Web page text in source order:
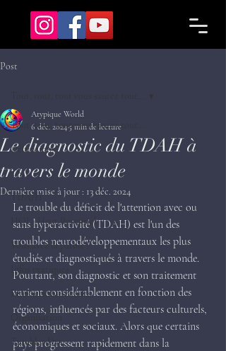
Post
Tout, tout, tout vous saurez tout…
Définitions
TSA
TDA/H
HQI - Haut Potentiel
Vous avez la parole !
Infos pratiques
Interactions sociales
Organisation
Troubles Dys.
Tout, tout, tout vous saurez tout…
Le diagnostic du TDAH à
travers le monde
Atypique World
6 déc. 20245 min de lecture
Dernière mise à jour : 13 déc. 2024
Le trouble du déficit de l'attention avec ou
sans hyperactivité (TDAH) est l'un des
troubles neurodéveloppementaux les plus
étudiés et diagnostiqués à travers le monde.
Pourtant, son diagnostic et son traitement
varient considérablement en fonction des
régions, influencés par des facteurs culturels,
économiques et sociaux. Alors que certains
pays progressent rapidement dans la